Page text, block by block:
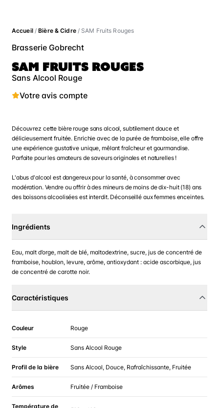
Accueil/Bière & Cidre/ SAM Fruits Rouges
Brasserie Gobrecht
SAM FRUITS ROUGES
Sans Alcool Rouge
Votre avis compte
Découvrez cette bière rouge sans alcool, subtilement douce et
délicieusement fruitée. Enrichie avec de la purée de framboise, elle offre
une expérience gustative unique, mêlant fraîcheur et gourmandise.
Parfaite pour les amateurs de saveurs originales et naturelles !
L'abus d'alcool est dangereux pour la santé, à consommer avec
modération. Vendre ou offrir à des mineurs de moins de dix-huit (18) ans
des boissons alcoolisées est interdit. Déconseillé aux femmes enceintes.
Ingrédients
Eau, malt d’orge, malt de blé, maltodextrine, sucre, jus de concentré de
framboise, houblon, levure, arôme, antioxydant : acide ascorbique, jus
de concentré de carotte noir.
Caractéristiques
Couleur Rouge
Style Sans Alcool Rouge
Profil de la bière Sans Alcool, Douce, Rafraîchissante, Fruitée
Arômes Fruitée / Framboise
Température de